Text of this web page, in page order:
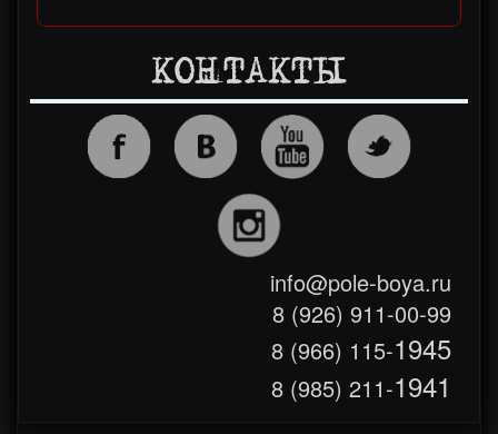
КОНТАКТЫ
info@pole-boya.ru
8 (926) 911-00-99
8 (966) 115-1945
8 (985) 211-1941